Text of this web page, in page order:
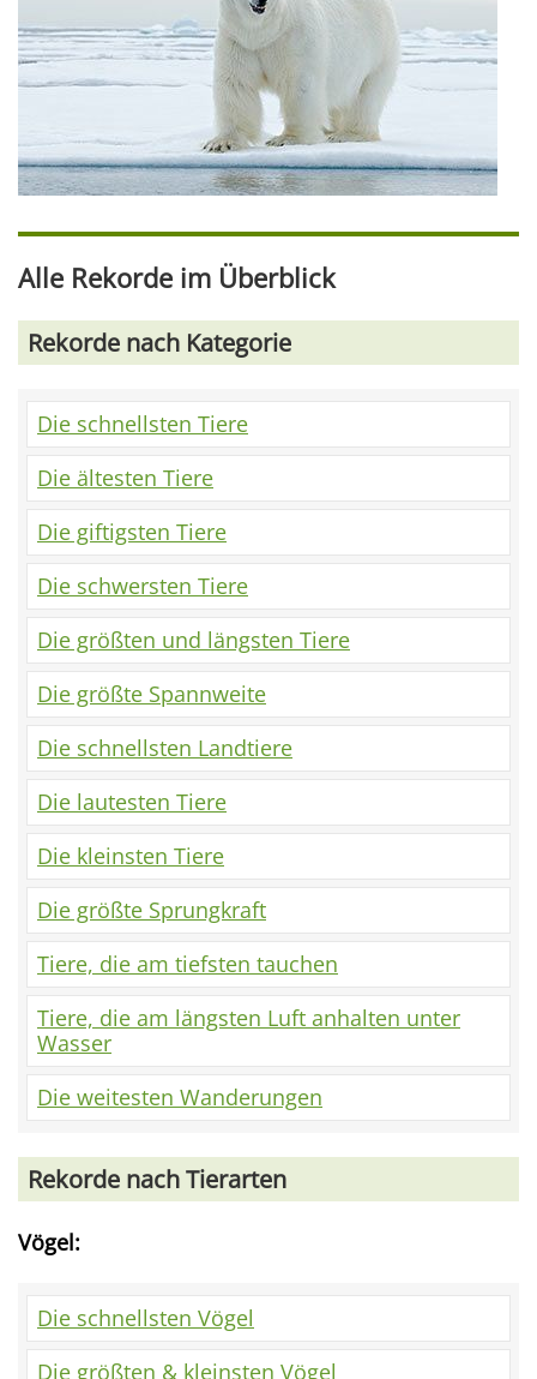
Alle Rekorde im Überblick
Rekorde nach Kategorie
Die schnellsten Tiere
Die ältesten Tiere
Die giftigsten Tiere
Die schwersten Tiere
Die größten und längsten Tiere
Die größte Spannweite
Die schnellsten Landtiere
Die lautesten Tiere
Die kleinsten Tiere
Die größte Sprungkraft
Tiere, die am tiefsten tauchen
Tiere, die am längsten Luft anhalten unter
Wasser
Die weitesten Wanderungen
Rekorde nach Tierarten
Vögel:
Die schnellsten Vögel
Die größten & kleinsten Vögel